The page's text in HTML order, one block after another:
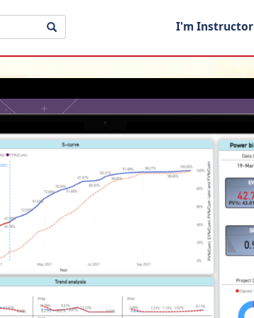
I'm Instructor